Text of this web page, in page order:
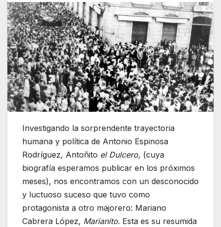
Investigando la sorprendente trayectoria
humana y política de Antonio Espinosa
Rodríguez, Antoñito el Dulcero, (cuya
biografía esperamos publicar en los próximos
meses), nos encontramos con un desconocido
y luctuoso suceso que tuvo como
protagonista a otro majorero: Mariano
Cabrera López, Marianito. Esta es su resumida